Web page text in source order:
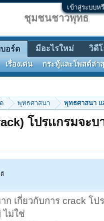
เข้าสู่ระบบห
พุทธศาสนา พุทธศาสนา แ
โปรเเกรมจะ
เกี่ยวกับการ crack โปร
ไม่ใช่
ชุมชนชาวพุทธ
บอร์ด
เรื่องเด่น กระทู้และโพสต์ล่า
มีอะไรใหม่ วิดี